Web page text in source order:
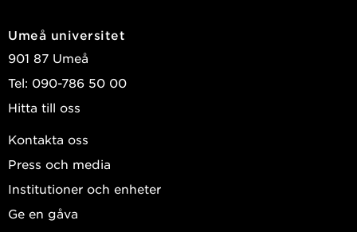
Umeå universitet
901 87 Umeå
Tel: 090-786 50 00
Hitta till oss
Kontakta oss
Press och media
Institutioner och enheter
Ge en gåva